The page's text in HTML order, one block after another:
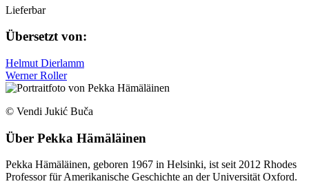
Lieferbar
Übersetzt von:
Helmut Dierlamm
Werner Roller
© Vendi Jukić Buča
Über Pekka Hämäläinen
Pekka Hämäläinen, geboren 1967 in Helsinki, ist seit 2012 Rhodes
Professor für Amerikanische Geschichte an der Universität Oxford.